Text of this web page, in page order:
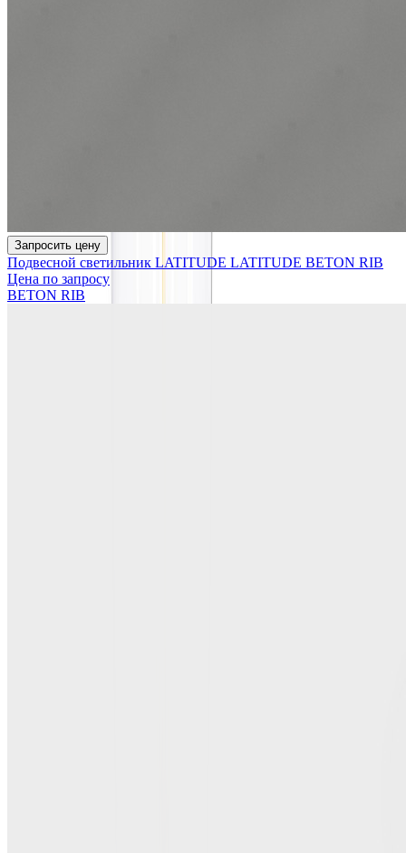
Запросить цену
Подвесной светильник LATITUDE LATITUDE BETON RIB
Цена по запросу
BETON RIB